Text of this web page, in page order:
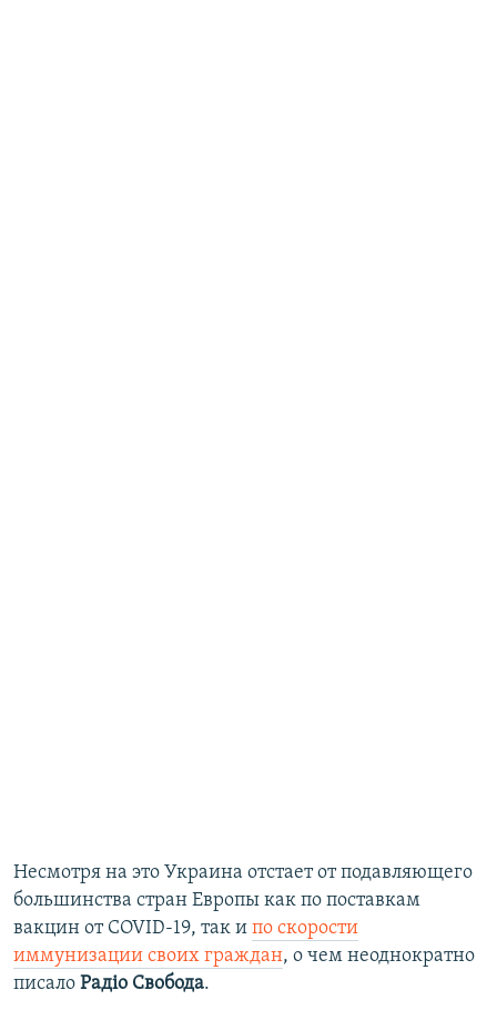
Несмотря на это Украина отстает от подавляющего
большинства стран Европы как по поставкам
вакцин от COVID-19, так и по скорости
иммунизации своих граждан, о чем неоднократно
писало Радіо Свобода.